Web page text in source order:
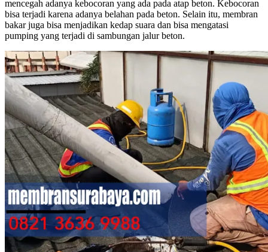
mencegah adanya kebocoran yang ada pada atap beton. Kebocoran
bisa terjadi karena adanya belahan pada beton. Selain itu, membran
bakar juga bisa menjadikan kedap suara dan bisa mengatasi
pumping yang terjadi di sambungan jalur beton.